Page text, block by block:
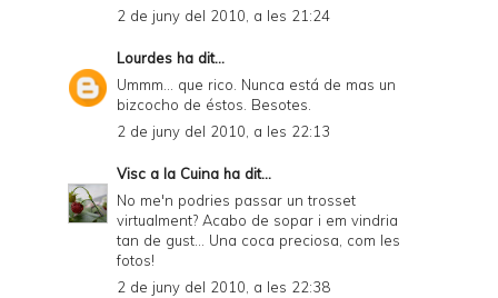
2 de juny del 2010, a les 21:24
Lourdes ha dit...
Ummm... que rico. Nunca está de mas un
bizcocho de éstos. Besotes.
2 de juny del 2010, a les 22:13
Visc a la Cuina ha dit...
No me'n podries passar un trosset
virtualment? Acabo de sopar i em vindria
tan de gust... Una coca preciosa, com les
fotos!
2 de juny del 2010, a les 22:38